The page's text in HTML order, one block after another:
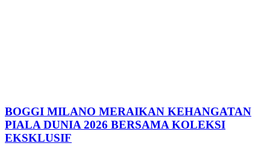
BOGGI MILANO MERAIKAN KEHANGATAN
PIALA DUNIA 2026 BERSAMA KOLEKSI
EKSKLUSIF